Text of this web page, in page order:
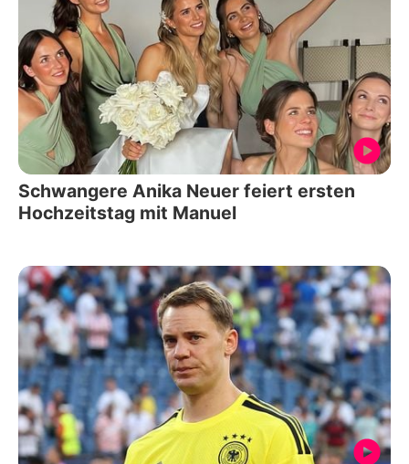
Schwangere Anika Neuer feiert ersten
Hochzeitstag mit Manuel